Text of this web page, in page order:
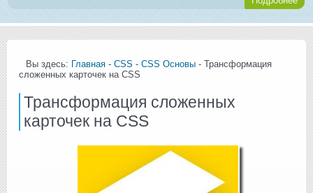
Вы здесь: Главная - CSS - CSS Основы - Трансформация
сложенных карточек на CSS
Трансформация сложенных
карточек на CSS